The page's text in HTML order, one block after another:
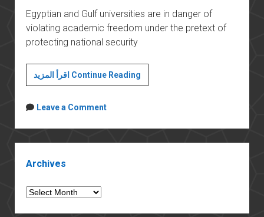
Egyptian and Gulf universities are in danger of
violating academic freedom under the pretext of
protecting national security
اقرأ المزيد Continue ReadingStifling
academic
Gulf
countries
Leave a Comment
Archives
Archives